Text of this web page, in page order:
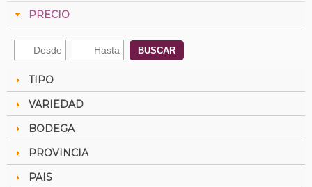
PRECIO
BUSCAR
TIPO
VARIEDAD
BODEGA
PROVINCIA
PAIS